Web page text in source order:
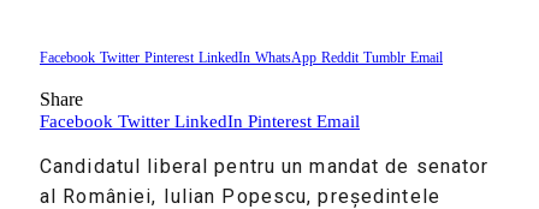
Facebook Twitter Pinterest LinkedIn WhatsApp Reddit Tumblr Email
Share
Facebook Twitter LinkedIn Pinterest Email
Candidatul liberal pentru un mandat de senator
al României, Iulian Popescu, președintele